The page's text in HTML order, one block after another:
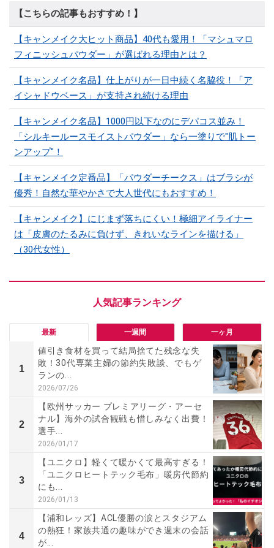
【こちらの記事もおすすめ！】
【キャンメイク大ヒット商品】40代も愛用！「マシュマロ
フィニッシュパウダー」が選ばれる理由とは？
【キャンメイク名品】仕上がりが一日中続く名脇役！「ア
イシャドウベース」が支持され続ける理由
【キャンメイク名品】1000円以下なのにデパコス並み！
「シルキールースモイストパウダー」なら一塗りで"肌トー
ンアップ"！
【キャンメイク定番品】「パウダーチークス」はブラシが
優秀！自然な華やかさで大人世代にもおすすめ！
【キャンメイク】にじまず落ちにくい！極細アイライナー
は「皮膚のたるみに負けず、きれいなラインを描ける」
（30代女性）
最新 一週間 一ヶ月
1
値引き食材を買って結局捨てた残念な失
敗！30代専業主婦の節約失敗談、でもゲ
ランの...
2026/07/26
2
【欧州サッカー プレミアリーグ・アーセ
ナル】海外の試合観戦も惜しみなく出費！
選手...
2026/01/17
3
【ユニクロ】軽くて暖かくて最高すぎる！
「ユニクロヒートテック毛布」暖房代節約
にも...
2026/01/13
4
【浦和レッズ】ACL優勝の涙とスタジアム
の熱狂！家族共通の趣味ができ週末の会話
が...